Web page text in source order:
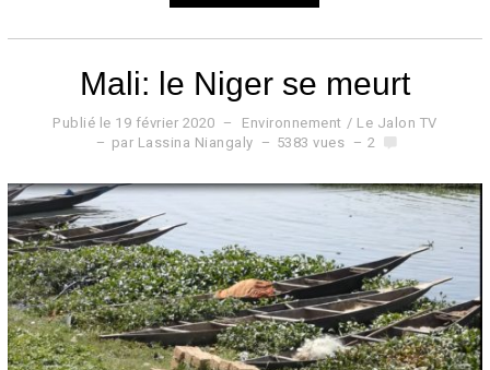
Mali: le Niger se meurt
Publié le 19 février 2020
0
é
e
r
2
0
2
0
Environnement / Le Jalon TV
par Lassina Niangaly 5383 vues 2